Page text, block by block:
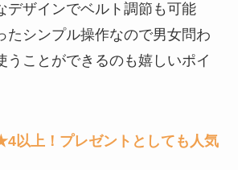
デザインでベルト調節も可能
たシンプル操作なので男女問わ
うことができるのも嬉しいポイ
以上！プレゼントとしても人気